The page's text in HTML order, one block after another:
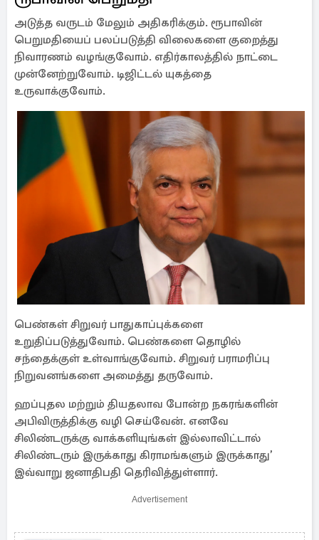
அடுத்த வருடம் மேலும் அதிகரிக்கும். ரூபாவின்
பெறுமதியைப் பலப்படுத்தி விலைகளை குறைத்து
நிவாரணம் வழங்குவோம். எதிர்காலத்தில் நாட்டை
முன்னேற்றுவோம். டிஜிட்டல் யுகத்தை
உருவாக்குவோம்.
பெண்கள் சிறுவர் பாதுகாப்புக்களை
உறுதிப்படுத்துவோம். பெண்களை தொழில்
சந்தைக்குள் உள்வாங்குவோம். சிறுவர் பராமரிப்பு
நிறுவனங்களை அமைத்து தருவோம்.
ஹப்புதல மற்றும் தியதலாவ போன்ற நகரங்களின்
அபிவிருத்திக்கு வழி செய்வேன். எனவே
சிலிண்டருக்கு வாக்களியுங்கள் இல்லாவிட்டால்
சிலிண்டரும் இருக்காது கிராமங்களும் இருக்காது’
இவ்வாறு ஜனாதிபதி தெரிவித்துள்ளார்.
Advertisement